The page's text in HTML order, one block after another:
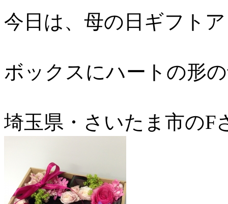
今日は、母の日ギフト
ボックスにハートの形
埼玉県・さいたま市のF